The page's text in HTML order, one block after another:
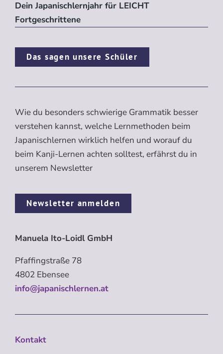
Dein Japanischlernjahr für LEICHT
Fortgeschrittene
Das sagen unsere Schüler
Wie du besonders schwierige Grammatik besser
verstehen kannst, welche Lernmethoden beim
Japanischlernen wirklich helfen und worauf du
beim Kanji-Lernen achten solltest, erfährst du in
unserem Newsletter
Newsletter anmelden
Manuela Ito-Loidl GmbH
Pfaffingstraße 78
4802 Ebensee
info@japanischlernen.at
Kontakt